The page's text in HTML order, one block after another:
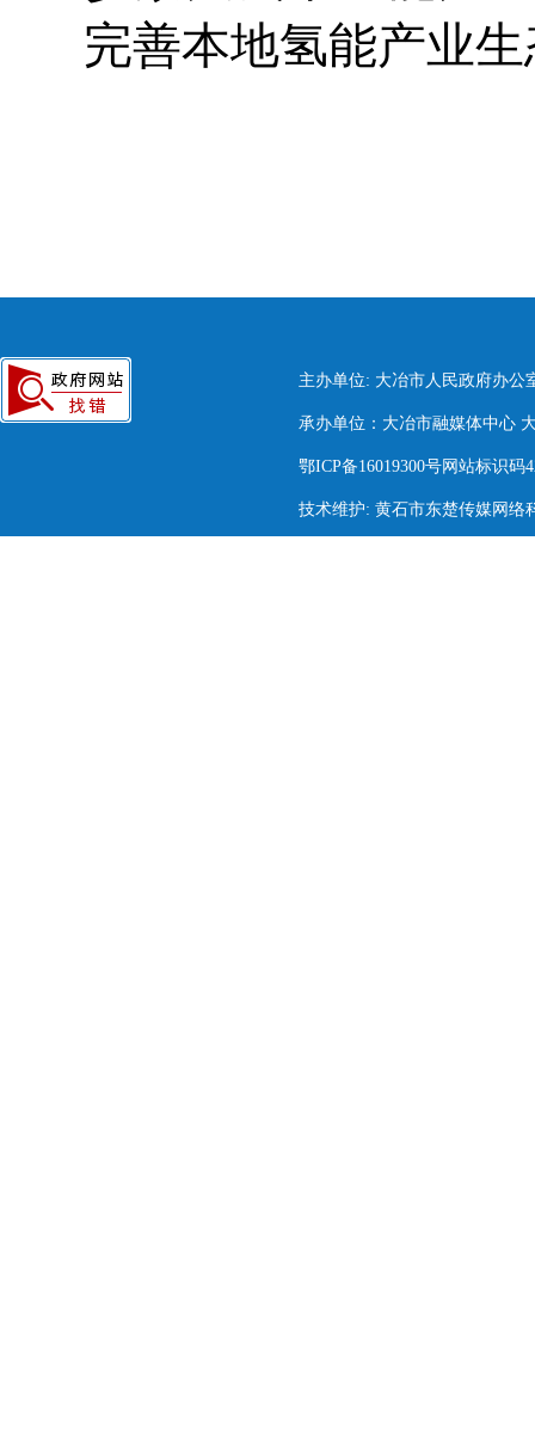
完善本地氢能产业
主办单位: 大冶市人民政府办公
承办单位：大冶市融媒体中心
鄂ICP备16019300号网站标识码
技术维护: 黄石市东楚传媒网络